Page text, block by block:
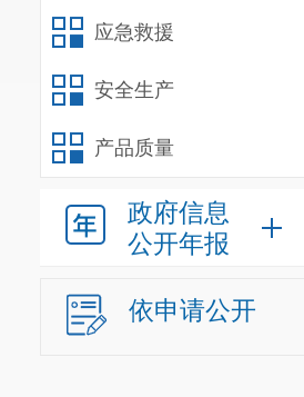
应急救援
安全生产
产品质量
政府信息
公开年报
依申请公开